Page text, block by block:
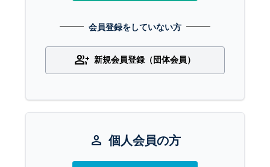
会員登録をしていない方
group_add 新規会員登録（団体会員）
person 個人会員の方